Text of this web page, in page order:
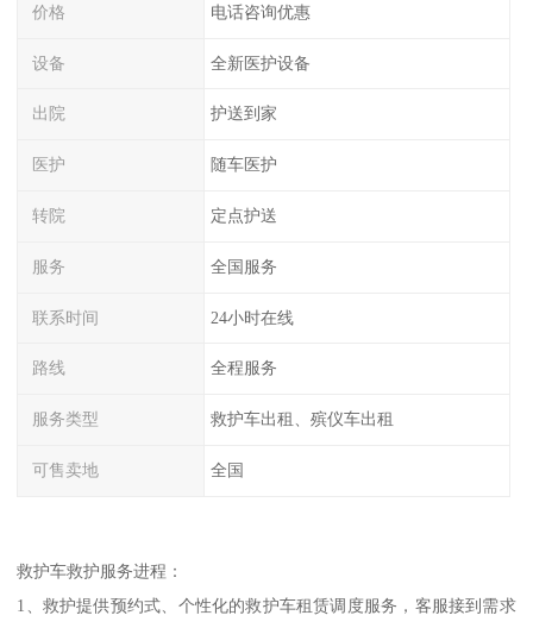
价格 电话咨询优惠
设备 全新医护设备
出院 护送到家
医护 随车医护
转院 定点护送
服务 全国服务
联系时间 24小时在线
路线 全程服务
服务类型 救护车出租、殡仪车出租
可售卖地 全国
救护车救护服务进程：
1、救护提供预约式、个性化的救护车租赁调度服务，客服接到需求